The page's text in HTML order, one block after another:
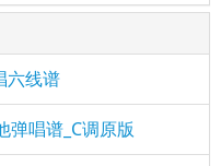
六线谱
弹唱谱_C调原版